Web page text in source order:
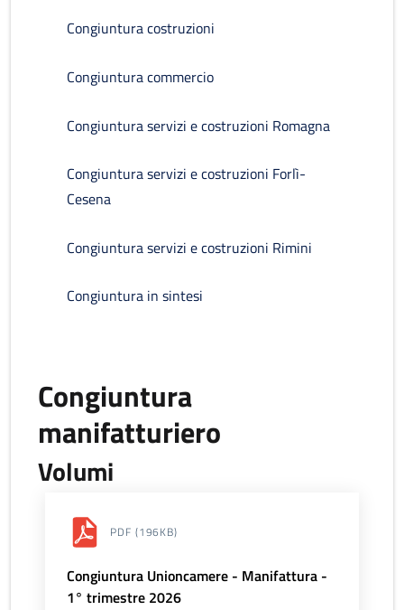
Congiuntura costruzioni
Congiuntura commercio
Congiuntura servizi e costruzioni Romagna
Congiuntura servizi e costruzioni Forlì-
Cesena
Congiuntura servizi e costruzioni Rimini
Congiuntura in sintesi
Congiuntura
manifatturiero
Volumi
PDF (196KB)
Congiuntura Unioncamere - Manifattura -
1° trimestre 2026